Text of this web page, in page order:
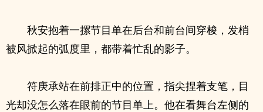
秋安抱着一摞节目单在后台和前台间穿梭，发梢
被风掀起的弧度里，都带着忙乱的影子。
符庚承站在前排正中的位置，指尖捏着支笔，目
光却没怎么落在眼前的节目单上。他在看舞台左侧的